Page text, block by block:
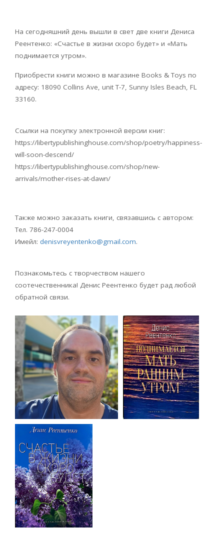
На сегодняшний день вышли в свет две книги Дениса
Реентенко: «Счастье в жизни скоро будет» и «Мать
поднимается утром».
Приобрести книги можно в магазине Books &Toys по
адресу: 18090 Collins Ave, unit T-7, Sunny Isles Beach, FL
33160.
Ссылки на покупку электронной версии книг:
https://libertypublishinghouse.com/shop/poetry/happiness-
will-soon-descend/
https://libertypublishinghouse.com/shop/new-
arrivals/mother-rises-at-dawn/
Также можно заказать книги, связавшись с автором:
Тел. 786-247-0004
Имейл: denisvreyentenko@gmail.com.
Познакомьтесь с творчеством нашего
соотечественника! Денис Реентенко будет рад любой
обратной связи.